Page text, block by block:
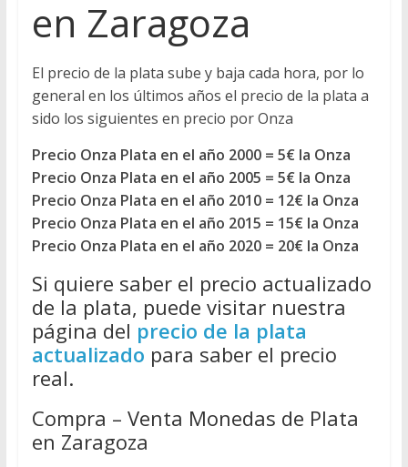
en Zaragoza
El precio de la plata sube y baja cada hora, por lo
general en los últimos años el precio de la plata a
sido los siguientes en precio por Onza
Precio Onza Plata en el año 2000 = 5€ la Onza
Precio Onza Plata en el año 2005 = 5€ la Onza
Precio Onza Plata en el año 2010 = 12€ la Onza
Precio Onza Plata en el año 2015 = 15€ la Onza
Precio Onza Plata en el año 2020 = 20€ la Onza
Si quiere saber el precio actualizado
de la plata, puede visitar nuestra
página del precio de la plata
actualizado para saber el precio
real.
Compra – Venta Monedas de Plata
en Zaragoza